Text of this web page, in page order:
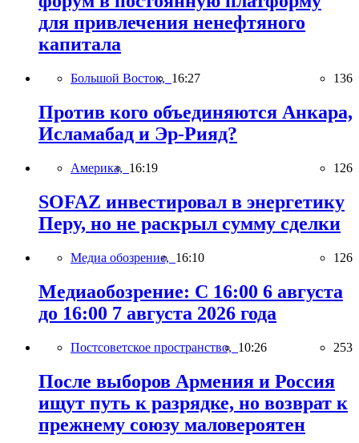
для привлечения ненефтяного
капитала
Большой Восток, 16:27 136
Против кого объединяются Анкара,
Исламабад и Эр-Рияд?
Америка, 16:19 126
SOFAZ инвестировал в энергетику
Перу, но не раскрыл сумму сделки
Медиа обозрение, 16:10 126
Медиаобозрение: С 16:00 6 августа
до 16:00 7 августа 2026 года
Постсоветское пространство, 10:26 253
После выборов Армения и Россия
ищут путь к разрядке, но возврат к
прежнему союзу маловероятен